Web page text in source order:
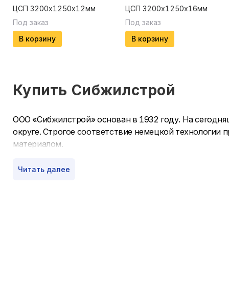
ЦСП 3200х1250х12мм
Под заказ
В корзину
ЦСП 3200х1250х16мм
Под заказ
В корзину
Купить Сибжилстрой
ООО «Сибжилстрой» основан в 1932 году. На
округе. Строгое соответствие немецкой
материалом.
Завод находится в поселке Винзили и входит в
Читать далее